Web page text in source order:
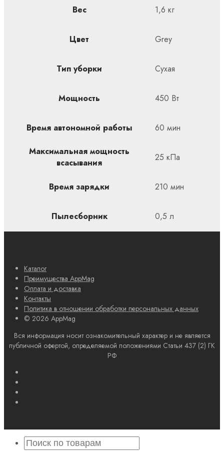
Вес 1,6 кг
Цвет Grey
Тип уборки Сухая
Мощность 450 Вт
Время автономной работы 60 мин
Максимальная мощность
всасывания
25 кПа
Время зарядки 210 мин
Пылесборник 0,5 л
Каталог
Преимущества AppMag
Оплата и доставка
Контакты
Политика в отношении обработки персональных данных
© 2026 AppMag
Вся информация носит ознакомительный характер и не является
публичной офертой, определяемой положениями Статьи 437 (2) ГК
РФ